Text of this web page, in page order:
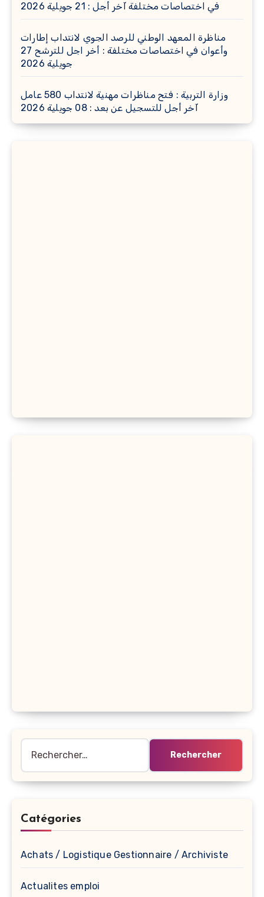
في اختصاصات مختلفة آخر أجل : 21 جويلية 2026
مناظرة المعهد الوطني للرصد الجوي لانتداب إطارات
وأعوان في اختصاصات مختلفة : أخر اجل للترشح 27
جويلية 2026
وزارة التربية : فتح مناظرات مهنية لانتداب 580 عامل
آخر أجل للتسجيل عن بعد : 08 جويلية 2026
Catégories
Achats / Logistique Gestionnaire / Archiviste
Actualites emploi